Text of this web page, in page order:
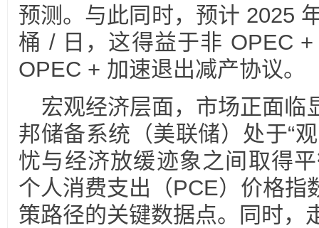
预测。与此同时，预计 2025
桶 / 日，这得益于非 OPEC
OPEC + 加速退出减产协议。
宏观经济层面，市场正面临
邦储备系统（美联储）处于“
忧与经济放缓迹象之间取得
个人消费支出（PCE）价格指
策路径的关键数据点。同时，